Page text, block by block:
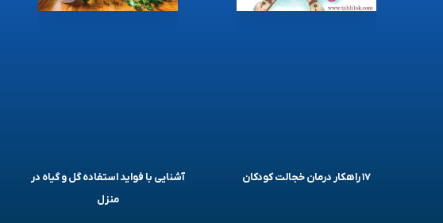
۱۷ راهکار درمان خجالت کودکان
آشنایی با فواید استفاده گل و گیاه در
منزل